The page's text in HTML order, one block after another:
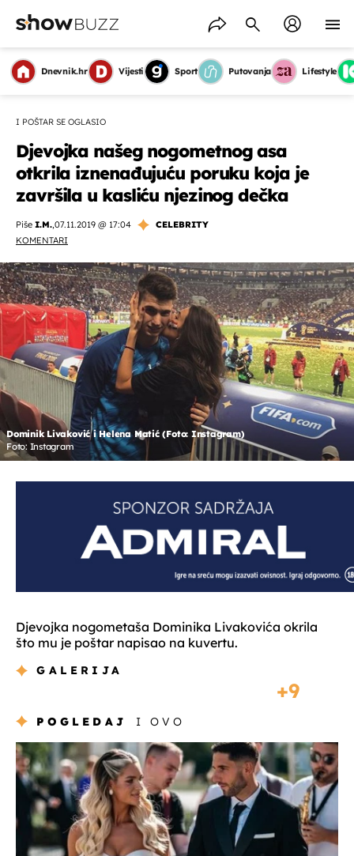
Dnevnik.hr Vijesti Sport Putovanja Lifestyle
I POŠTAR SE OGLASIO
Djevojka našeg nogometnog asa
otkrila iznenađujuću poruku koja je
završila u kasliću njezinog dečka
Piše I.M.,07.11.2019 @ 17:04
CELEBRITY
KOMENTARI
Dominik Livaković i Helena Matić (Foto: Instagram)
Foto: Instagram
Djevojka nogometaša Dominika Livakovića okrila
što mu je poštar napisao na kuvertu.
GALERIJA
9
POGLEDAJ I OVO
OMOGUĆI OBAVIJESTI